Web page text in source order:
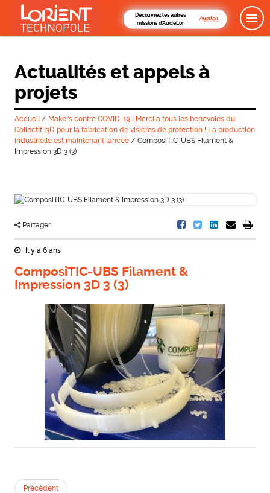
Découvrez les autres
missions d'AudéLor
Actualités et appels à
projets
Accueil/ Makers contre COVID-19 | Merci à tous les bénévoles du
Collectif I3D pour la fabrication de visières de protection ! La production
industrielle est maintenant lancée/ ComposiTIC-UBS Filament &
Impression 3D 3 (3)
Partager
Il y a 6 ans
ComposiTIC-UBS Filament &
Impression 3D 3 (3)
Précédent